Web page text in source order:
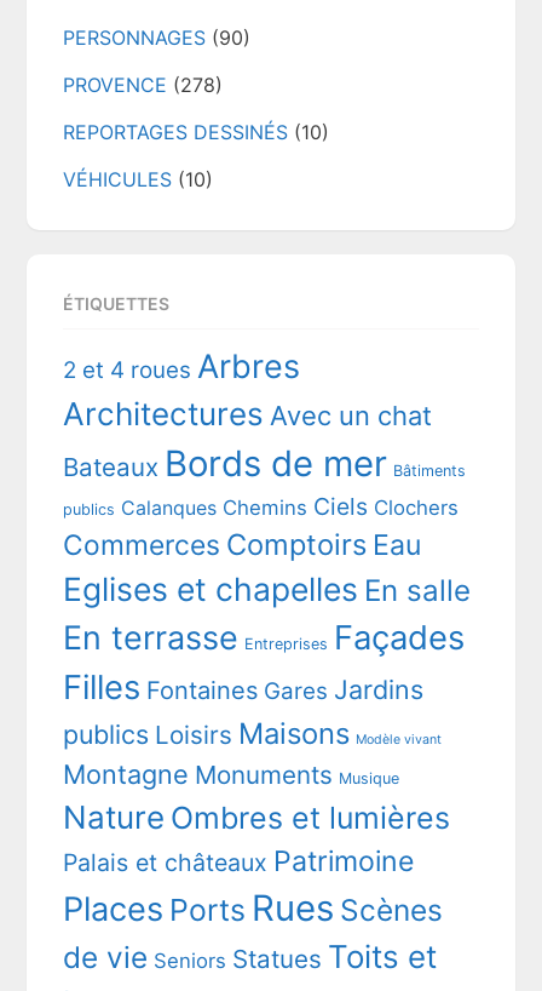
PERSONNAGES (90)
PROVENCE (278)
REPORTAGES DESSINÉS (10)
VÉHICULES (10)
ÉTIQUETTES
2 et 4 roues Arbres
Architectures Avec un chat
Bateaux Bords de mer Bâtiments
publics Calanques Chemins Ciels Clochers
Commerces Comptoirs Eau
Eglises et chapelles En salle
En terrasse Entreprises Façades
Filles Fontaines Gares Jardins
publics Loisirs Maisons Modèle vivant
Montagne Monuments Musique
Nature Ombres et lumières
Palais et châteaux Patrimoine
Places Ports Rues Scènes
de vie Seniors Statues Toits et